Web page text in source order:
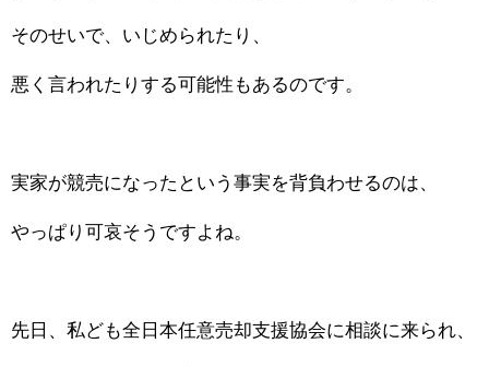
そのせいで、いじめられたり、
悪く言われたりする可能性もあるのです。
実家が競売になったという事実を背負わせるのは、
やっぱり可哀そうですよね。
先日、私ども全日本任意売却支援協会に相談に来られ、